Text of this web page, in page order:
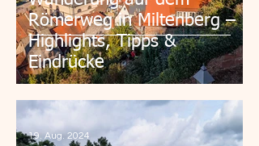
Römerweg in Miltenberg –
Highlights, Tipps &
Eindrücke
19. Aug. 2024